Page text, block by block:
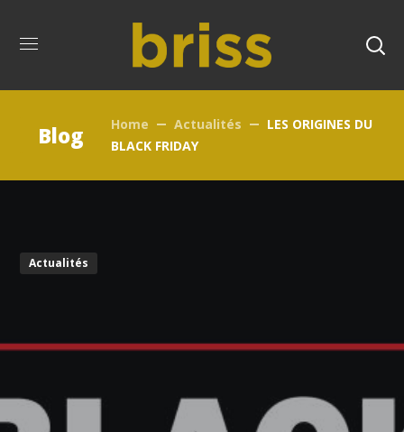
Blog Home Actualités
LES ORIGINES DU
BLACK FRIDAY
Actualités